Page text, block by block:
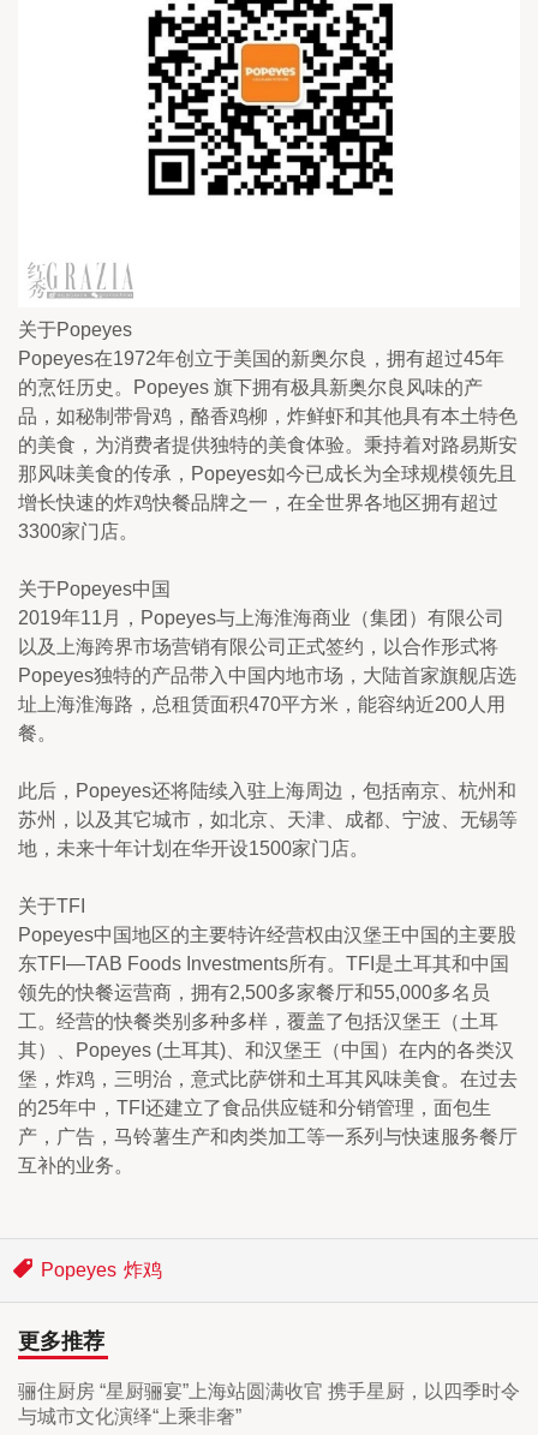
关于Popeyes
Popeyes在1972年创立于美国的新奥尔良，拥有超过45年
的烹饪历史。Popeyes 旗下拥有极具新奥尔良风味的产
品，如秘制带骨鸡，酪香鸡柳，炸鲜虾和其他具有本土特色
的美食，为消费者提供独特的美食体验。秉持着对路易斯安
那风味美食的传承，Popeyes如今已成长为全球规模领先且
增长快速的炸鸡快餐品牌之一，在全世界各地区拥有超过
3300家门店。
关于Popeyes中国
2019年11月，Popeyes与上海淮海商业（集团）有限公司
以及上海跨界市场营销有限公司正式签约，以合作形式将
Popeyes独特的产品带入中国内地市场，大陆首家旗舰店选
址上海淮海路，总租赁面积470平方米，能容纳近200人用
餐。
此后，Popeyes还将陆续入驻上海周边，包括南京、杭州和
苏州，以及其它城市，如北京、天津、成都、宁波、无锡等
地，未来十年计划在华开设1500家门店。
关于TFI
Popeyes中国地区的主要特许经营权由汉堡王中国的主要股
东TFI—TAB Foods Investments所有。TFI是土耳其和中国
领先的快餐运营商，拥有2,500多家餐厅和55,000多名员
工。经营的快餐类别多种多样，覆盖了包括汉堡王（土耳
其）、Popeyes (土耳其)、和汉堡王（中国）在内的各类汉
堡，炸鸡，三明治，意式比萨饼和土耳其风味美食。在过去
的25年中，TFI还建立了食品供应链和分销管理，面包生
产，广告，马铃薯生产和肉类加工等一系列与快速服务餐厅
互补的业务。
Popeyes 炸鸡
更多推荐
骊住厨房 “星厨骊宴”上海站圆满收官 携手星厨，以四季时令
与城市文化演绎“上乘非奢”